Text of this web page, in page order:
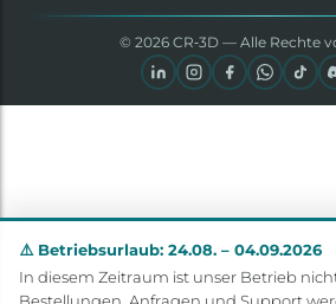
© 2026 CR‑3D — Alle Rechte
⚠️ Betriebsurlaub: 24.08. – 04.09.2026
In diesem Zeitraum ist unser Betrieb